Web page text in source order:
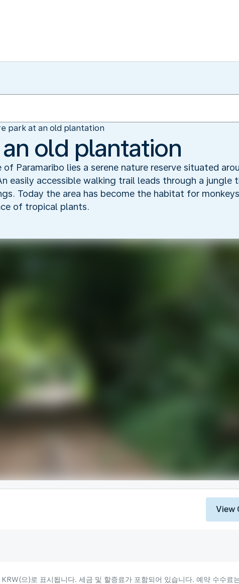
park at an old plantation
old plantation
Paramaribo lies a serene nature reserve situated
easily accessible walking trail leads through a jungle
Today the area has become the habitat for
of tropical plants.
View
으)로 표시됩니다. 세금 및 할증료가 포함되어 있습니다. 예약 수수료